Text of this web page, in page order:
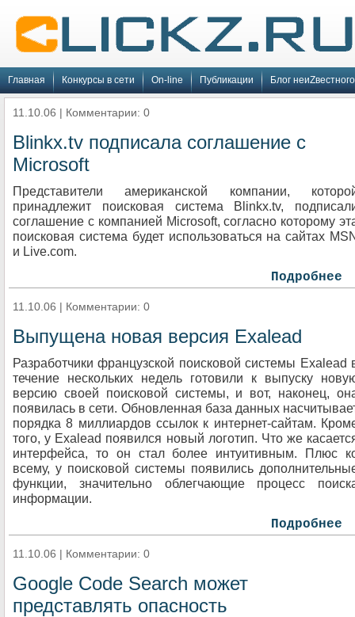
Главная Конкурсы в сети On-line Публикации Блог
11.10.06 | Комментарии: 0
Blinkx.tv подписала соглашение с
Microsoft
Представители американской компании,
принадлежит поисковая система Blinkx.tv,
соглашение с компанией Microsoft, согласно которому
поисковая система будет использоваться на сайтах
и Live.com.
Подробнее
11.10.06 | Комментарии: 0
Выпущена новая версия Exalead
Разработчики французской поисковой системы Exalead
течение нескольких недель готовили к выпуску
версию своей поисковой системы, и вот, наконец,
появилась в сети. Обновленная база данных
порядка 8 миллиардов ссылок к интернет-сайтам.
того, у Exalead появился новый логотип. Что же
интерфейса, то он стал более интуитивным. Плюс
всему, у поисковой системы появились
функции, значительно облегчающие процесс
информации.
Подробнее
11.10.06 | Комментарии: 0
Google Code Search может
представлять опасность